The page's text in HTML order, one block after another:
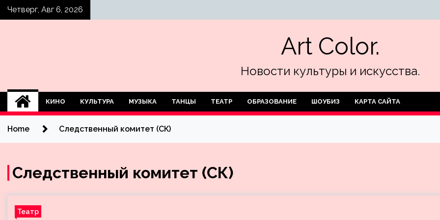
SkipЧетверг, Авг 6, 2026
Art Color.
Новости культуры и искусства.
КИНО КУЛЬТУРА МУЗЫКА ТАНЦЫ ТЕАТР ОБРАЗОВАНИЕ ШОУБИЗ КАРТА САЙТА
Home Следственный комитет (СК)
Следственный комитет (СК)
Театр